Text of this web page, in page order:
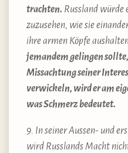
trachten. Russland würde
zuzusehen, wie sie
ihre armen Köpfe
jemandem gelingen
Missachtung seiner
verwickeln, wird er am
was Schmerz bedeutet.
9. In seiner Aussen- und
wird Russlands Macht